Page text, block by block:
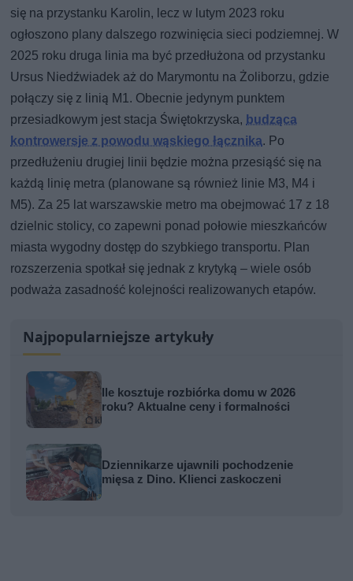
się na przystanku Karolin, lecz w lutym 2023 roku
ogłoszono plany dalszego rozwinięcia sieci podziemnej. W
2025 roku druga linia ma być przedłużona od przystanku
Ursus Niedźwiadek aż do Marymontu na Żoliborzu, gdzie
połączy się z linią M1. Obecnie jedynym punktem
przesiadkowym jest stacja Świętokrzyska, budząca
kontrowersje z powodu wąskiego łącznika. Po
przedłużeniu drugiej linii będzie można przesiąść się na
każdą linię metra (planowane są również linie M3, M4 i
M5). Za 25 lat warszawskie metro ma obejmować 17 z 18
dzielnic stolicy, co zapewni ponad połowie mieszkańców
miasta wygodny dostęp do szybkiego transportu. Plan
rozszerzenia spotkał się jednak z krytyką – wiele osób
podważa zasadność kolejności realizowanych etapów.
Najpopularniejsze artykuły
Ile kosztuje rozbiórka domu w 2026
roku? Aktualne ceny i formalności
Dziennikarze ujawnili pochodzenie
mięsa z Dino. Klienci zaskoczeni